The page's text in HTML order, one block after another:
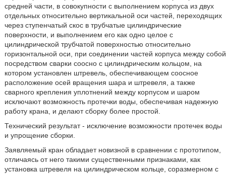
средней части, в совокупности с выполнением корпуса из двух
отдельных относительно вертикальной оси частей, переходящих
через ступенчатый скос в трубчатые цилиндрические
поверхности, и выполнением его как одно целое с
цилиндрической трубчатой поверхностью относительно
горизонтальной оси, при соединении частей корпуса между собой
посредством сварки соосно с цилиндрическим кольцом, на
котором установлен штревель, обеспечивающем соосное
расположение осей вращения шара и штревеля, а также
сварного крепления уплотнений между корпусом и шаром
исключают возможность протечки воды, обеспечивая надежную
работу крана, и делают сборку более простой.
Технический результат - исключение возможности протечек воды
и упрощение сборки.
Заявляемый кран обладает новизной в сравнении с прототипом,
отличаясь от него такими существенными признаками, как
установка штревеля на цилиндрическом кольце, соразмерном с